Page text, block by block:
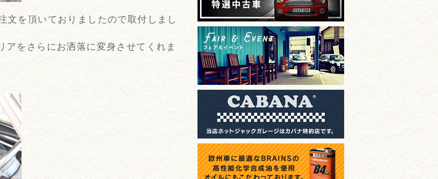
文を頂いておりましたので取付しまし
アをさらにお洒落に変身させてくれま